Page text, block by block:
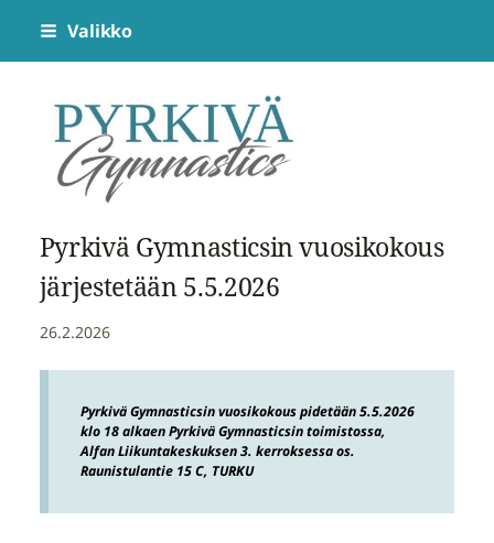
Siirry
sivun
sisältöön
Valikko
Pyrkivä Gymnastics
Pyrkivä Gymnasticsin vuosikokous
järjestetään 5.5.2026
26.2.2026
Pyrkivä Gymnasticsin vuosikokous pidetään 5.5.2026
klo 18 alkaen Pyrkivä Gymnasticsin toimistossa,
Alfan Liikuntakeskuksen 3. kerroksessa os.
Raunistulantie 15 C, TURKU